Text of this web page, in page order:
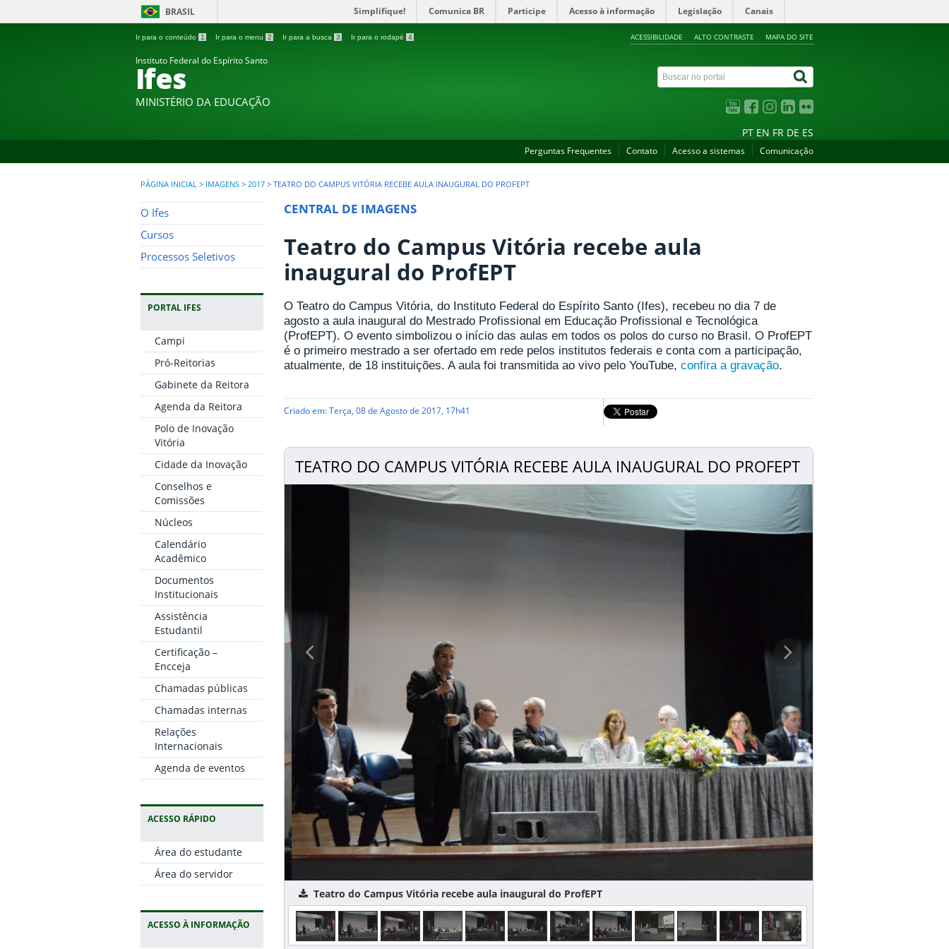
BRASIL Simplifique! Comunica BR Participe Acesso à informação Legislação Canais
Ir para o conteúdo 1 Ir para o menu 2 Ir para a busca 3 Ir para o rodapé 4 ACESSIBILIDADE ALTO CONTRASTE MAPA DO SITE
Instituto Federal do Espírito Santo
Ifes
MINISTÉRIO DA EDUCAÇÃO
PT EN FR DE ES
Perguntas Frequentes Contato Acesso a sistemas Comunicação
PÁGINA INICIAL > IMAGENS > 2017 > TEATRO DO CAMPUS VITÓRIA RECEBE AULA INAUGURAL DO PROFEPT
O Ifes
Cursos
Processos Seletivos
PORTAL IFES
Campi
Pró-Reitorias
Gabinete da Reitora
Agenda da Reitora
Polo de Inovação
Vitória
Cidade da Inovação
Conselhos e
Comissões
Núcleos
Calendário
Acadêmico
Documentos
Institucionais
Assistência
Estudantil
Certificação –
Encceja
Chamadas públicas
Chamadas internas
Relações
Internacionais
Agenda de eventos
ACESSO RÁPIDO
Área do estudante
Área do servidor
ACESSO À INFORMAÇÃO
CENTRAL DE IMAGENS
Teatro do Campus Vitória recebe aula
inaugural do ProfEPT
O Teatro do Campus Vitória, do Instituto Federal do Espírito Santo (Ifes), recebeu no dia 7 de
agosto a aula inaugural do Mestrado Profissional em Educação Profissional e Tecnológica
(ProfEPT). O evento simbolizou o início das aulas em todos os polos do curso no Brasil. O ProfEPT
é o primeiro mestrado a ser ofertado em rede pelos institutos federais e conta com a participação,
atualmente, de 18 instituições. A aula foi transmitida ao vivo pelo YouTube, confira a gravação.
Criado em: Terça, 08 de Agosto de 2017, 17h41
TEATRO DO CAMPUS VITÓRIA RECEBE AULA INAUGURAL DO PROFEPT
Teatro do Campus Vitória recebe aula inaugural do ProfEPT